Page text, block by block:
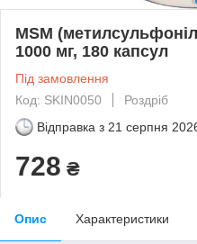
MSM
1000 мг, 180 капсул
Під замовлення
Код: SKIN0050
Роздріб
Відправка з 21 серпня
728 ₴
Опис Характеристики